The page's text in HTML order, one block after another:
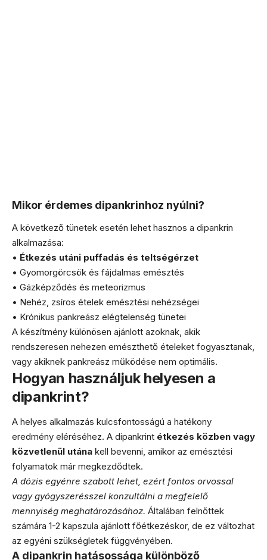
Mikor érdemes dipankrinhoz nyúlni?
A következő tünetek esetén lehet hasznos a dipankrin
alkalmazása:
• Étkezés utáni puffadás és teltségérzet
• Gyomorgörcsök és fájdalmas emésztés
• Gázképződés és meteorizmus
• Nehéz, zsíros ételek emésztési nehézségei
• Krónikus pankreász elégtelenség tünetei
A készítmény különösen ajánlott azoknak, akik
rendszeresen nehezen emészthető ételeket fogyasztanak,
vagy akiknek pankreász működése nem optimális.
Hogyan használjuk helyesen a
dipankrint?
A helyes alkalmazás kulcsfontosságú a hatékony
eredmény eléréséhez. A dipankrint étkezés közben vagy
közvetlenül utána kell bevenni, amikor az emésztési
folyamatok már megkezdődtek.
A dózis egyénre szabott lehet, ezért fontos orvossal
vagy gyógyszerésszel konzultálni a megfelelő
mennyiség meghatározásához. Általában felnőttek
számára 1-2 kapszula ajánlott főétkezéskor, de ez változhat
az egyéni szükségletek függvényében.
A dipankrin hatásossága különböző